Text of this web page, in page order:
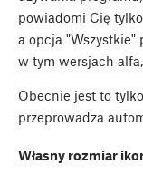
powiadomi Cię
a opcja
w tym wersjach
Obecnie jest to
przeprowadza
Własny rozmiar